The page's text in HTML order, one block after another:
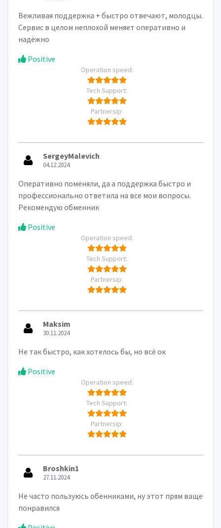
Вежливая поддержка + быстро отвечают, молодцы.
Сервис в целом неплохой меняет оперативно и
надёжно
Positive
Operation speed:
Tech Support:
Partnersip:
SergeyMalevich
04.12.2024
Оперативно поменяли, да а поддержка быстро и
профессионально ответила на все мои вопросы.
Рекомендую обменник
Positive
Operation speed:
Tech Support:
Partnersip:
Maksim
30.11.2024
Не так быстро, как хотелось бы, но всё ок
Positive
Operation speed:
Tech Support:
Partnersip:
Broshkin1
27.11.2024
Не часто пользуюсь обенниками, ну этот прям ваще
понравился